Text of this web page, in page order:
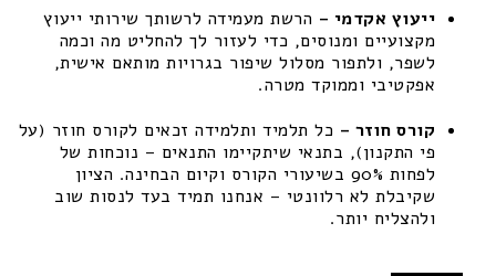
ייעוץ אקדמי – הרשת מעמידה לרשותך שירותי ייעוץ
מקצועיים ומנוסים, כדי לעזור לך להחליט מה וכמה
לשפר, ולתפור מסלול שיפור בגרויות מותאם אישית,
אפקטיבי וממוקד מטרה.
קורס חוזר – כל תלמיד ותלמידה זכאים לקורס חוזר (על
פי התקנון), בתנאי שיתקיימו התנאים – נוכחות של
לפחות 90% בשיעורי הקורס וקיום הבחינה. הציון
שקיבלת לא רלוונטי – אנחנו תמיד בעד לנסות שוב
ולהצליח יותר.